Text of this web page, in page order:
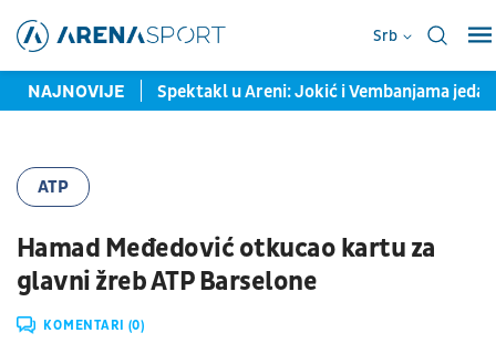
Srb
NAJNOVIJE
bez pritiska Spektakl u Areni: Jokić i Vembanjama
ATP
Hamad Međedović otkucao kartu za
glavni žreb ATP Barselone
KOMENTARI (0)